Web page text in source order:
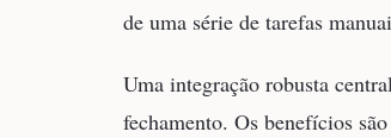
de uma série de tarefas
Uma integração robusta
fechamento. Os benefícios